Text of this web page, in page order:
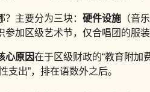
主要分为三块： 硬件设施 （音
参加区级艺术节，仅合唱团的服
心原因在于区级财政的“教育附加
支出”，排在语数外之后。